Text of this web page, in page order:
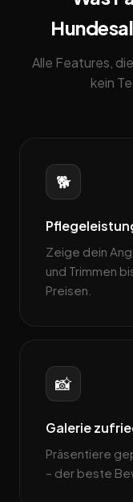
Alle Features,
kein
🐕
Zeige dein
und Trimmen
Preisen.
📸
Galerie
Präsentiere
– der beste